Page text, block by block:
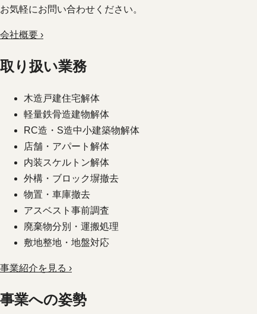
お気軽にお問い合わせください。
会社概要 ›
取り扱い業務
木造戸建住宅解体
軽量鉄骨造建物解体
RC造・S造中小建築物解体
店舗・アパート解体
内装スケルトン解体
外構・ブロック塀撤去
物置・車庫撤去
アスベスト事前調査
廃棄物分別・運搬処理
敷地整地・地盤対応
事業紹介を見る ›
事業への姿勢